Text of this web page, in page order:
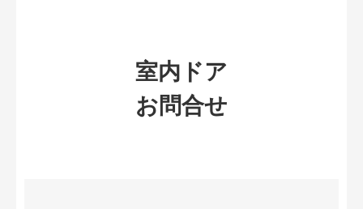
室内ドア
お問合せ